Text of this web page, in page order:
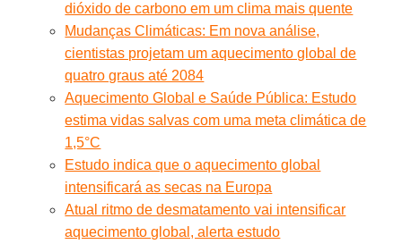
dióxido de carbono em um clima mais quente
Mudanças Climáticas: Em nova análise,
cientistas projetam um aquecimento global de
quatro graus até 2084
Aquecimento Global e Saúde Pública: Estudo
estima vidas salvas com uma meta climática de
1,5°C
Estudo indica que o aquecimento global
intensificará as secas na Europa
Atual ritmo de desmatamento vai intensificar
aquecimento global, alerta estudo